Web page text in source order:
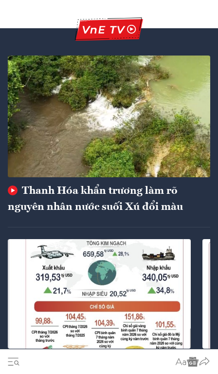
Thanh Hóa khẩn trương làm rõ
nguyên nhân nước suối Xú đổi màu
Giãn, hoãn, miễn giảm hàng loạt thuế